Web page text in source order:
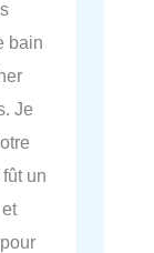
bain
Je
un